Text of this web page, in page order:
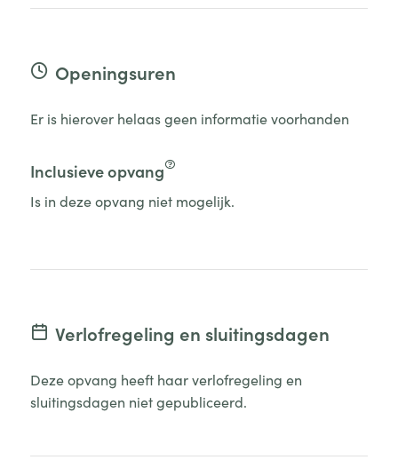
Openingsuren
Er is hierover helaas geen informatie voorhanden
Inclusieve opvang
Is in deze opvang niet mogelijk.
Verlofregeling en sluitingsdagen
Deze opvang heeft haar verlofregeling en
sluitingsdagen niet gepubliceerd.